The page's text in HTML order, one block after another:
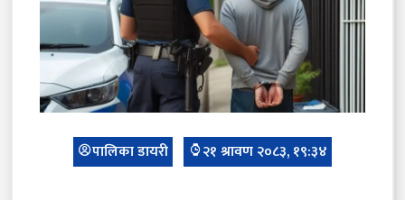
पालिका डायरी २१ श्रावण २०८३, १९:३४